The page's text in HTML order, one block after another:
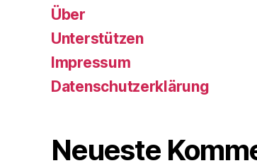
Über
Unterstützen
Impressum
Datenschutzerklärung
Neueste